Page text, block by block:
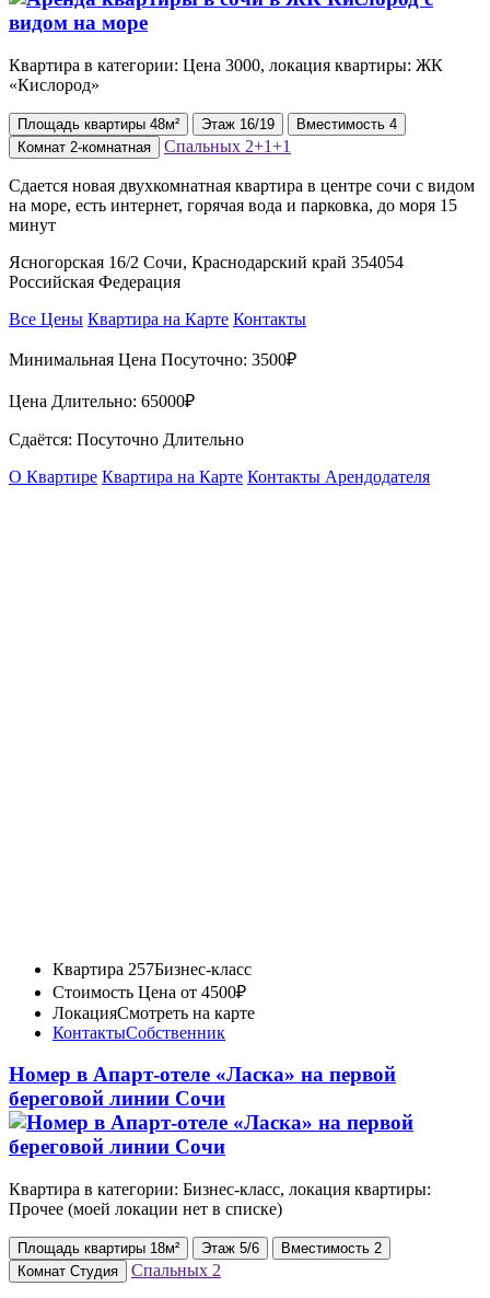
Квартира в категории: Цена 3000, локация квартиры: ЖК
«Кислород»
Площадь квартиры 48м² Этаж 16/19 Вместимость 4
Комнат 2-комнатная Спальных 2+1+1
Сдается новая двухкомнатная квартира в центре сочи с видом
на море, есть интернет, горячая вода и парковка, до моря 15
минут
Ясногорская 16/2 Сочи, Краснодарский край 354054
Российская Федерация
Все Цены Квартира на Карте Контакты
Минимальная Цена Посуточно: 3500₽
Цена Длительно: 65000₽
Сдаётся: Посуточно Длительно
О Квартире Квартира на Карте Контакты Арендодателя
Квартира 257Бизнес-класс
Стоимость Цена от 4500₽
ЛокацияСмотреть на карте
КонтактыСобственник
Номер в Апарт-отеле «Ласка» на первой
береговой линии Сочи
Квартира в категории: Бизнес-класс, локация квартиры:
Прочее (моей локации нет в списке)
Площадь квартиры 18м² Этаж 5/6 Вместимость 2
Комнат Студия Спальных 2